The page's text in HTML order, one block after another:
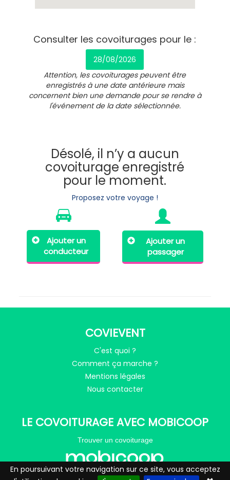
Consulter les covoiturages pour le :
28/08/2026
Attention, les covoiturages peuvent être
enregistrés à une date antérieure mais
concernent bien une demande pour se rendre à
l'événement de la date sélectionnée.
Désolé, il n’y a aucun
covoiturage enregistré
pour le moment.
Proposez votre voyage !
Ajouter un
conducteur
Ajouter un
passager
COVIEVENT
C'est quoi ?
Comment ça marche ?
Mentions légales
Nous contacter
LE COVOITURAGE AVEC MOBICOOP
Trouver un covoiturage
En poursuivant votre navigation sur ce site, vous acceptez